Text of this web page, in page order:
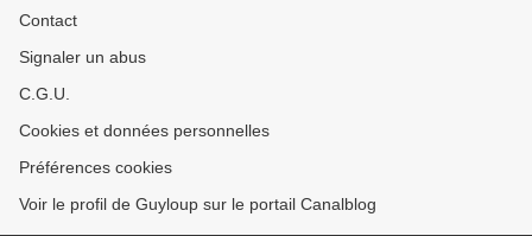
Contact
Signaler un abus
C.G.U.
Cookies et données personnelles
Préférences cookies
Voir le profil de Guyloup sur le portail Canalblog